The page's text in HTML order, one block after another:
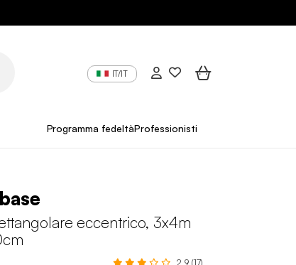
IT/IT
Programma fedeltàProfessionisti
eccentrico, 3x4m
2.9 (17)